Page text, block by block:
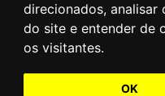
direcionados, analisar
do site e entender de
os visitantes.
OK